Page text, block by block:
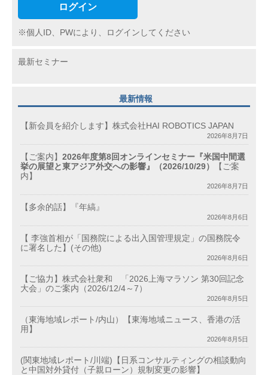
ログイン
※個人ID、PWにより、ログインしてください
最新セミナー
最新情報
【新会員を紹介します】株式会社HAI ROBOTICS JAPAN
2026年8月7日
【ご案内】 2026年度第8回オンラインセミナー『米国中間選
挙の展望と東アジア外交への影響』（2026/10/29）
【ご案
内】
2026年8月7日
【多余的話】『年縞』
2026年8月6日
【 李強首相が「国務院による出入国管理規定」の国務院令
に署名した】(その他)
2026年8月6日
【ご協力】株式会社衆和 「2026上海マラソン 第30回記念
大会」のご案内（2026/12/4～7）
2026年8月5日
（東海地域レポート/内山）【東海地域ニュース、香港の活
用】
2026年8月5日
(関東地域レポート/川端)【日系コンサルティングの相談動向
と中国対外貸付（子親ローン）規制変更の影響】